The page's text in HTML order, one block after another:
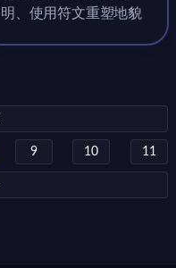
明、使用符文重塑地貌
9 10 11